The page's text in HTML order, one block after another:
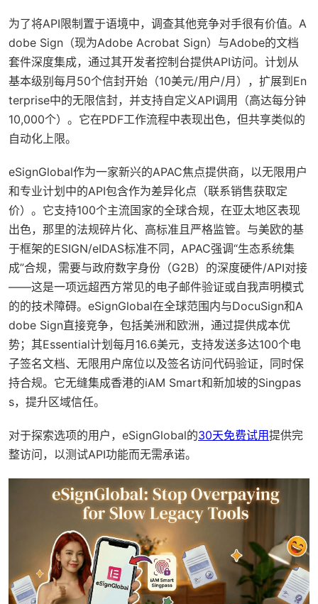
为了将API限制置于语境中，调查其他竞争对手很有价值。A
dobe Sign（现为Adobe Acrobat Sign）与Adobe的文档
套件深度集成，通过其开发者控制台提供API访问。计划从
基本级别每月50个信封开始（10美元/用户/月），扩展到En
terprise中的无限信封，并支持自定义API调用（高达每分钟
10,000个）。它在PDF工作流程中表现出色，但共享类似的
自动化上限。
eSignGlobal作为一家新兴的APAC焦点提供商，以无限用户
和专业计划中的API包含作为差异化点（联系销售获取定
价）。它支持100个主流国家的全球合规，在亚太地区表现
出色，那里的法规碎片化、高标准且严格监管。与美欧的基
于框架的ESIGN/eIDAS标准不同，APAC强调“生态系统集
成”合规，需要与政府数字身份（G2B）的深度硬件/API对接
——这是一项远超西方常见的电子邮件验证或自我声明模式
的的技术障碍。eSignGlobal在全球范围内与DocuSign和A
dobe Sign直接竞争，包括美洲和欧洲，通过提供成本优
势；其Essential计划每月16.6美元，支持发送多达100个电
子签名文档、无限用户席位以及签名访问代码验证，同时保
持合规。它无缝集成香港的iAM Smart和新加坡的Singpas
s，提升区域信任。
对于探索选项的用户，eSignGlobal的30天免费试用提供完
整访问，以测试API功能而无需承诺。